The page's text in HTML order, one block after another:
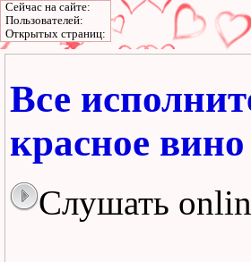
Все
красное вино
Слушать
Сейчас на сайте:
Пользователей:
Открытых страниц: